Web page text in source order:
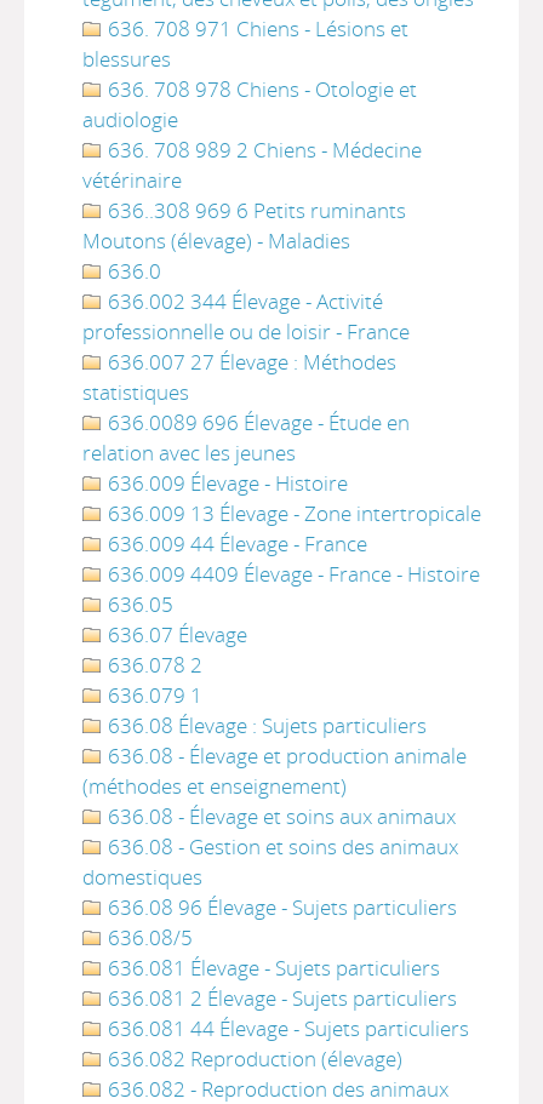
636. 708 971 Chiens - Lésions et
blessures
636. 708 978 Chiens - Otologie et
audiologie
636. 708 989 2 Chiens - Médecine
vétérinaire
636..308 969 6 Petits ruminants
Moutons (élevage) - Maladies
636.0
636.002 344 Élevage - Activité
professionnelle ou de loisir - France
636.007 27 Élevage : Méthodes
statistiques
636.0089 696 Élevage - Étude en
relation avec les jeunes
636.009 Élevage - Histoire
636.009 13 Élevage - Zone intertropicale
636.009 44 Élevage - France
636.009 4409 Élevage - France - Histoire
636.05
636.07 Élevage
636.078 2
636.079 1
636.08 Élevage : Sujets particuliers
636.08 - Élevage et production animale
(méthodes et enseignement)
636.08 - Élevage et soins aux animaux
636.08 - Gestion et soins des animaux
domestiques
636.08 96 Élevage - Sujets particuliers
636.08/5
636.081 Élevage - Sujets particuliers
636.081 2 Élevage - Sujets particuliers
636.081 44 Élevage - Sujets particuliers
636.082 Reproduction (élevage)
636.082 - Reproduction des animaux